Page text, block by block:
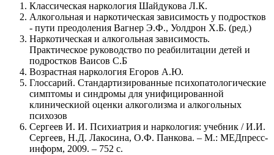
Классическая наркология Шайдукова Л.К.
Алкогольная и наркотическая зависимость у подростков
- пути преодоления Вагнер Э.Ф., Уолдрон X.Б. (ред.)
Наркотическая и алкогольная зависимость.
Практическое руководство по реабилитации детей и
подростков Ваисов С.Б
Возрастная наркология Егоров А.Ю.
Глоссарий. Стандартизированные психопатологические
симптомы и синдромы для унифицированной
клиническиой оценки алкоголизма и алкогольных
психозов
Сергеев И. И. Психиатрия и наркология: учебник / И.И.
Сергеев, Н.Д. Лакосина, О.Ф. Панкова. – М.: МЕДпресс-
информ, 2009. – 752 с.